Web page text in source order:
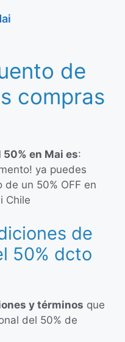
de
compras
en Mai es:
ya puedes
un 50% OFF en
Chile
de
50% dcto
y términos que
del 50% de